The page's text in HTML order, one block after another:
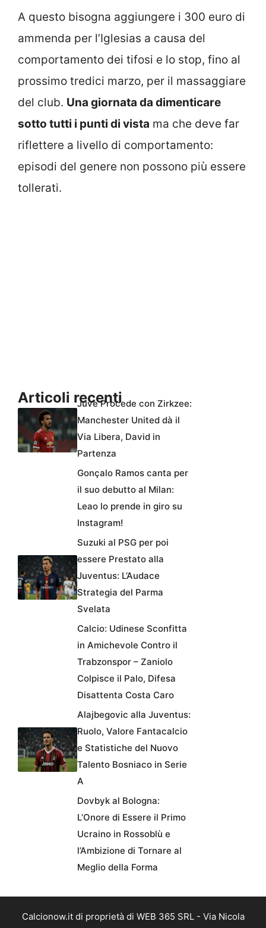
A questo bisogna aggiungere i 300 euro di
ammenda per l’Iglesias a causa del
comportamento dei tifosi e lo stop, fino al
prossimo tredici marzo, per il massaggiare
del club. Una giornata da dimenticare
sotto tutti i punti di vista ma che deve far
riflettere a livello di comportamento:
episodi del genere non possono più essere
tollerati.
Articoli recentiJuve Procede con Zirkzee:
Manchester United dà il
Via Libera, David in
Partenza
Gonçalo Ramos canta per
il suo debutto al Milan:
Leao lo prende in giro su
Instagram!
Suzuki al PSG per poi
essere Prestato alla
Juventus: L’Audace
Strategia del Parma
Svelata
Calcio: Udinese Sconfitta
in Amichevole Contro il
Trabzonspor – Zaniolo
Colpisce il Palo, Difesa
Disattenta Costa Caro
Alajbegovic alla Juventus:
Ruolo, Valore Fantacalcio
e Statistiche del Nuovo
Talento Bosniaco in Serie
A
Dovbyk al Bologna:
L’Onore di Essere il Primo
Ucraino in Rossoblù e
l’Ambizione di Tornare al
Meglio della Forma
Calcionow.it di proprietà di WEB 365 SRL - Via Nicola